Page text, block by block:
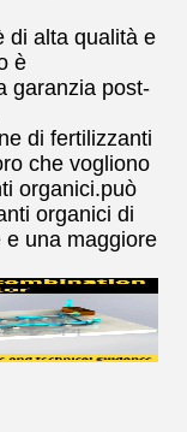
di alta qualità e
è
garanzia post-
di fertilizzanti
che vogliono
organici.può
organici di
una maggiore